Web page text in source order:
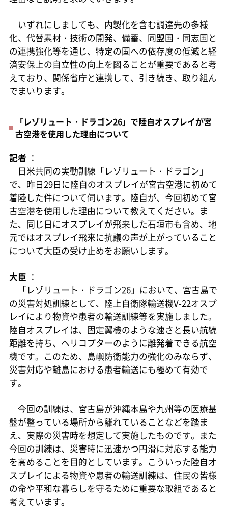
いずれにしましても、内製化を含む調達先の多様
化、代替素材・技術の開発、備蓄、同盟国・同志国と
の連携強化等を通じ、特定の国への依存度の低減と経
済安保上の自立性の向上を図ることが重要であると考
えており、関係省庁と連携して、引き続き、取り組ん
でまいります。
「レゾリュート・ドラゴン26」で陸自オスプレイが宮
古空港を使用した理由について
記者 ：
日米共同の実動訓練「レゾリュート・ドラゴン」
で、昨日29日に陸自のオスプレイが宮古空港に初めて
着陸した件について伺います。陸自が、今回初めて宮
古空港を使用した理由について教えてください。ま
た、同じ日にオスプレイが飛来した石垣市も含め、地
元ではオスプレイ飛来に抗議の声が上がっていること
について大臣の受け止めをお願いします。
大臣 ：
「レゾリュート・ドラゴン26」において、宮古島で
の災害対処訓練として、陸上自衛隊輸送機V-22オスプ
レイにより物資や患者の輸送訓練等を実施しました。
陸自オスプレイは、固定翼機のような速さと長い航続
距離を持ち、ヘリコプターのように離発着できる航空
機です。このため、島嶼防衛能力の強化のみならず、
災害対応や離島における患者輸送にも極めて有効で
す。
今回の訓練は、宮古島が沖縄本島や九州等の医療基
盤が整っている場所から離れていることなどを踏ま
え、実際の災害時を想定して実施したものです。また
今回の訓練は、災害時に迅速かつ円滑に対応する能力
を高めることを目的としています。こういった陸自オ
スプレイによる物資や患者の輸送訓練は、住民の皆様
の命や平和な暮らしを守るために重要な取組であると
考えています。